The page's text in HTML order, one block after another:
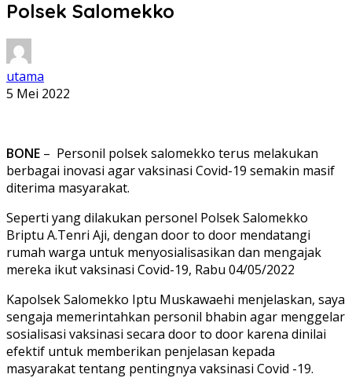
Polsek Salomekko
utama
5 Mei 2022
BONE – Personil polsek salomekko terus melakukan
berbagai inovasi agar vaksinasi Covid-19 semakin masif
diterima masyarakat.
Seperti yang dilakukan personel Polsek Salomekko
Briptu A.Tenri Aji, dengan door to door mendatangi
rumah warga untuk menyosialisasikan dan mengajak
mereka ikut vaksinasi Covid-19, Rabu 04/05/2022
Kapolsek Salomekko Iptu Muskawaehi menjelaskan, saya
sengaja memerintahkan personil bhabin agar menggelar
sosialisasi vaksinasi secara door to door karena dinilai
efektif untuk memberikan penjelasan kepada
masyarakat tentang pentingnya vaksinasi Covid -19.